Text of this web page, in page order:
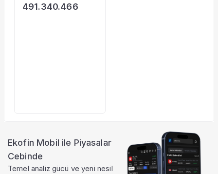
491.340.466
Ekofin Mobil ile Piyasalar
Cebinde
Temel analiz gücü ve yeni nesil